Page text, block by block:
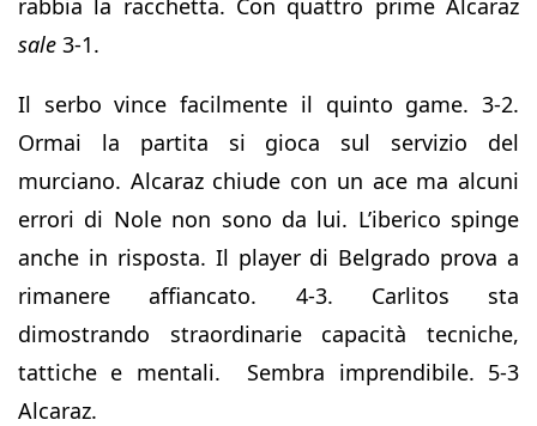
rabbia la racchetta. Con quattro prime Alcaraz
sale 3-1.
Il serbo vince facilmente il quinto game. 3-2.
Ormai la partita si gioca sul servizio del
murciano. Alcaraz chiude con un ace ma alcuni
errori di Nole non sono da lui. L’iberico spinge
anche in risposta. Il player di Belgrado prova a
rimanere affiancato. 4-3. Carlitos sta
dimostrando straordinarie capacità tecniche,
tattiche e mentali. Sembra imprendibile. 5-3
Alcaraz.